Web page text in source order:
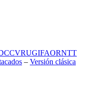
CCVRUGIFAORNTT
– Versión clásica